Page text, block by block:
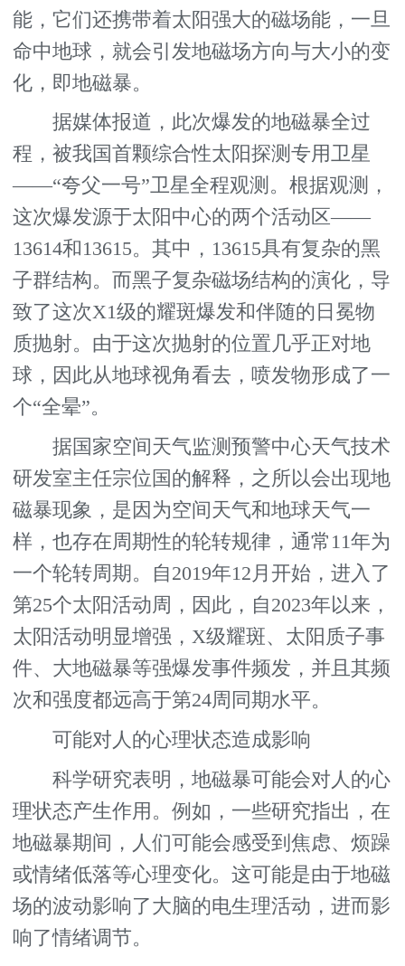
能，它们还携带着太阳强大的磁场能，一旦
命中地球，就会引发地磁场方向与大小的变
化，即地磁暴。
据媒体报道，此次爆发的地磁暴全过
程，被我国首颗综合性太阳探测专用卫星
——“夸父一号”卫星全程观测。根据观测，
这次爆发源于太阳中心的两个活动区——
13614和13615。其中，13615具有复杂的黑
子群结构。而黑子复杂磁场结构的演化，导
致了这次X1级的耀斑爆发和伴随的日冕物
质抛射。由于这次抛射的位置几乎正对地
球，因此从地球视角看去，喷发物形成了一
个“全晕”。
据国家空间天气监测预警中心天气技术
研发室主任宗位国的解释，之所以会出现地
磁暴现象，是因为空间天气和地球天气一
样，也存在周期性的轮转规律，通常11年为
一个轮转周期。自2019年12月开始，进入了
第25个太阳活动周，因此，自2023年以来，
太阳活动明显增强，X级耀斑、太阳质子事
件、大地磁暴等强爆发事件频发，并且其频
次和强度都远高于第24周同期水平。
可能对人的心理状态造成影响
科学研究表明，地磁暴可能会对人的心
理状态产生作用。例如，一些研究指出，在
地磁暴期间，人们可能会感受到焦虑、烦躁
或情绪低落等心理变化。这可能是由于地磁
场的波动影响了大脑的电生理活动，进而影
响了情绪调节。